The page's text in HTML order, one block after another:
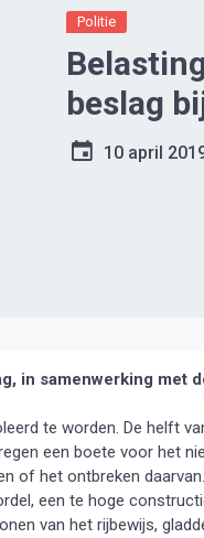
Politie
beslag
10 april
in samenwerking met
te worden. De helft
een boete voor het
of het ontbreken daarvan.
een te hoge
van het rijbewijs,